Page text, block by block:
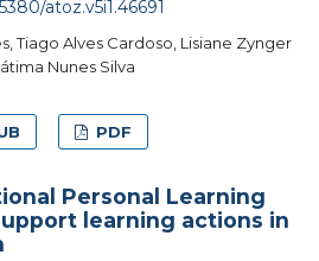
atoz.v5i1.46691
Tiago Alves Cardoso, Lisiane Zynger
Nunes Silva
PDF
Personal Learning
learning actions in